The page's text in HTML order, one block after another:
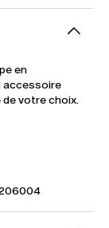
en
accessoire
de votre choix.